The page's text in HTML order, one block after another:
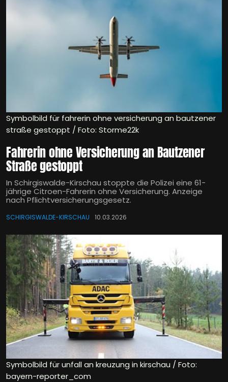
Symbolbild für fahrerin ohne versicherung an bautzener
straße gestoppt / Foto: Storme22k
Fahrerin ohne Versicherung an Bautzener
Straße gestoppt
In Schirgiswalde-Kirschau stoppte die Polizei eine 61-
jährige Citroen-Fahrerin ohne Versicherung. Anzeige
nach Pflichtversicherungsgesetz.
SCHIRGISWALDE-KIRSCHAU 10.03.2026
Symbolbild für unfall an kreuzung in kirschau / Foto:
bayern-reporter_com